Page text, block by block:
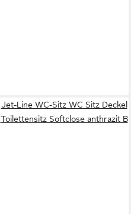
Jet-Line WC-Sitz WC Sitz Deckel
Toilettensitz Softclose anthrazit B